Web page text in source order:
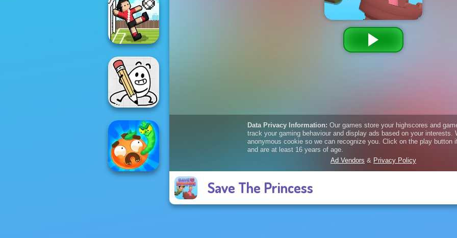
Save The Princess
Mini Guardians
Castle Defense
Soccer Random
Egg Adventure